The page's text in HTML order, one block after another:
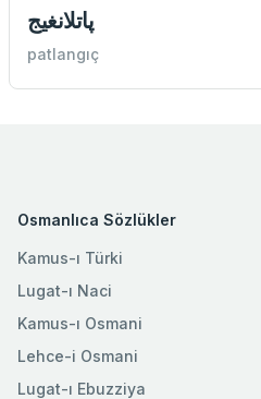
پاتلانغيج
patlangıç
Osmanlıca Sözlükler
Kamus-ı Türki
Lugat-ı Naci
Kamus-ı Osmani
Lehce-i Osmani
Lugat-ı Ebuzziya